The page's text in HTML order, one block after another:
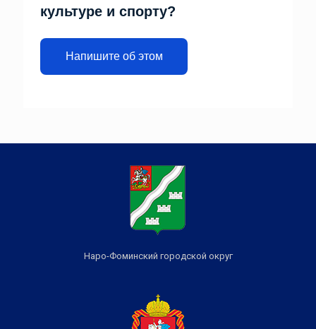
культуре и спорту?
Напишите об этом
Наро-Фоминский городской округ